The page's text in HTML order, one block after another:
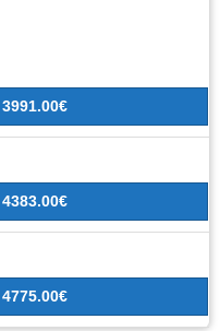
3991.00€
4383.00€
4775.00€